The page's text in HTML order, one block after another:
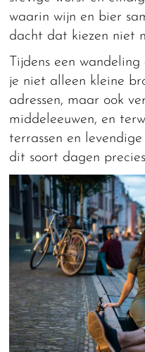
waarin wijn en bier
dacht dat kiezen niet
Tijdens een
je niet alleen kleine
adressen, maar ook
middeleeuwen, en
terrassen en
dit soort dagen